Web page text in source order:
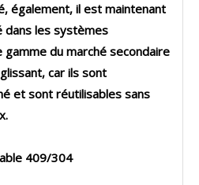
également, il est maintenant
dans les systèmes
du marché secondaire
car ils sont
et sont réutilisables sans
409/304